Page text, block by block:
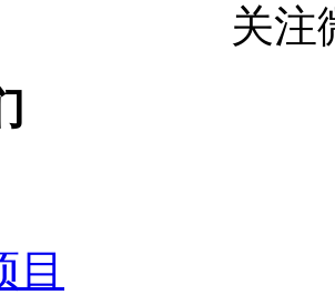
关注
目